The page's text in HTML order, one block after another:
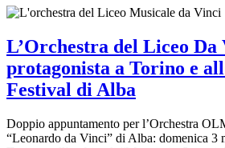
L’Orchestra del Liceo Da
protagonista a Torino e
Festival di Alba
Doppio appuntamento per l’Orchestra
“Leonardo da Vinci” di Alba: domenica 3